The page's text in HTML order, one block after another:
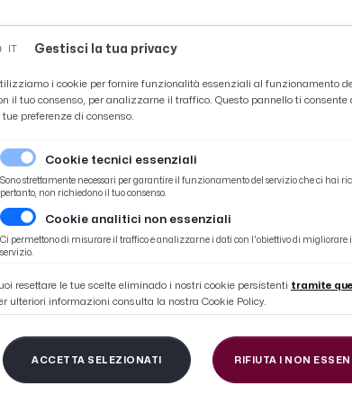
permane il rischio di inflazione''
il rischio
Gestisci la tua privacy
i cookie per fornire funzionalità essenziali al funzionamento
il tuo consenso, per analizzarne il traffico. Questo pannello ti consente
tue preferenze di consenso.
Cookie tecnici essenziali
Sono strettamente necessari per garantire il funzionamento del servizio che ci hai
pertanto, non richiedono il tuo consenso.
Cookie analitici non essenziali
Ci permettono di misurare il traffico e analizzarne i dati con l'obiettivo di migliorare
servizio.
resettare le tue scelte eliminado i nostri cookie persistenti tramite
ulteriori informazioni consulta la nostra Cookie Policy.
ACCETTA SELEZIONATI RIFIUTA I NON